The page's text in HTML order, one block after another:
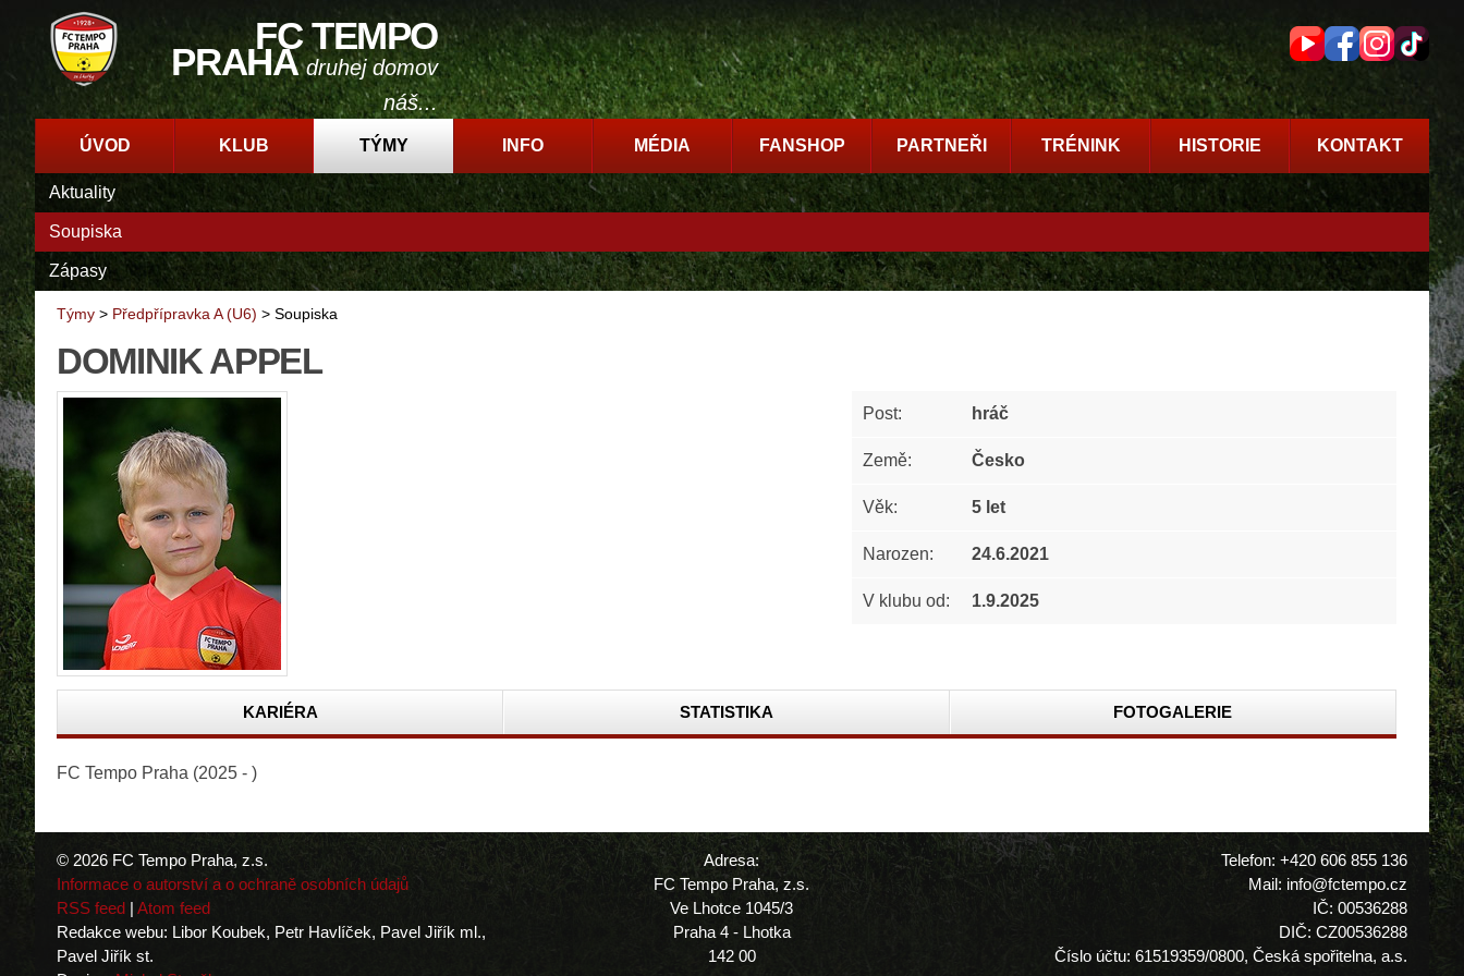
FC TEMPO
PRAHAdruhej domov
náš...
ÚVOD KLUB TÝMY INFO MÉDIA FANSHOP PARTNEŘI TRÉNINK HISTORIE KONTAKT
Aktuality
Soupiska
Zápasy
Týmy > Předpřípravka A (U6) > Soupiska
DOMINIK APPEL
Post: hráč
Země: Česko
Věk: 5 let
Narozen: 24.6.2021
V klubu od: 1.9.2025
KARIÉRA STATISTIKA FOTOGALERIE
FC Tempo Praha (2025 - )
© 2026 FC Tempo Praha, z.s.
Informace o autorství a o ochraně osobních údajů
RSS feed | Atom feed
Redakce webu: Libor Koubek, Petr Havlíček, Pavel Jiřík ml.,
Pavel Jiřík st.
Adresa:
FC Tempo Praha, z.s.
Ve Lhotce 1045/3
Praha 4 - Lhotka
142 00
Telefon: +420 606 855 136
Mail: info@fctempo.cz
IČ: 00536288
DIČ: CZ00536288
Číslo účtu: 61519359/0800, Česká spořitelna, a.s.